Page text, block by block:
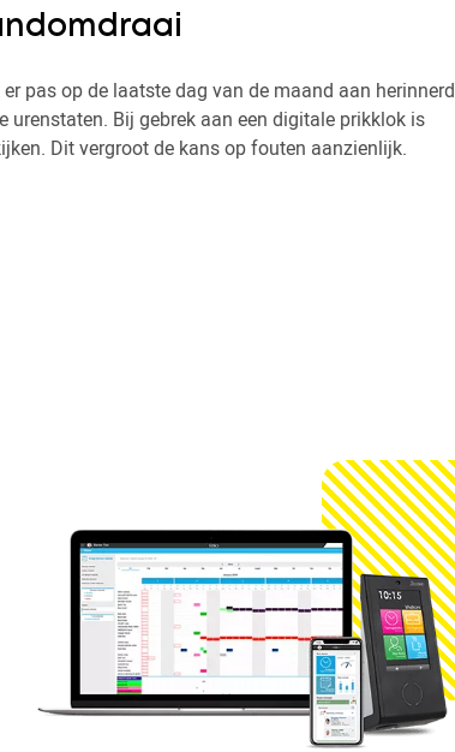
pas op de laatste dag van de maand aan herinnerd
Bij gebrek aan een digitale prikklok is
Dit vergroot de kans op fouten aanzienlijk.